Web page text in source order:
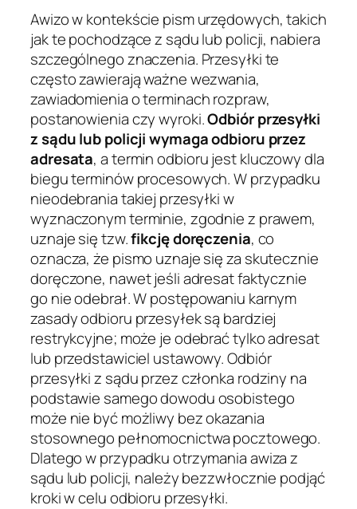
Awizo w kontekście pism urzędowych, takich
jak te pochodzące z sądu lub policji, nabiera
szczególnego znaczenia. Przesyłki te
często zawierają ważne wezwania,
zawiadomienia o terminach rozpraw,
postanowienia czy wyroki.Odbiór przesyłki
z sądu lub policji wymaga odbioru przez
adresata, a termin odbioru jest kluczowy dla
biegu terminów procesowych. W przypadku
nieodebrania takiej przesyłki w
wyznaczonym terminie, zgodnie z prawem,
uznaje się tzw.fikcję doręczenia, co
oznacza, że pismo uznaje się za skutecznie
doręczone, nawet jeśli adresat faktycznie
go nie odebrał. W postępowaniu karnym
zasady odbioru przesyłek są bardziej
restrykcyjne; może je odebrać tylko adresat
lub przedstawiciel ustawowy. Odbiór
przesyłki z sądu przez członka rodziny na
podstawie samego dowodu osobistego
może nie być możliwy bez okazania
stosownego pełnomocnictwa pocztowego.
Dlatego w przypadku otrzymania awiza z
sądu lub policji, należy bezzwłocznie podjąć
kroki w celu odbioru przesyłki.